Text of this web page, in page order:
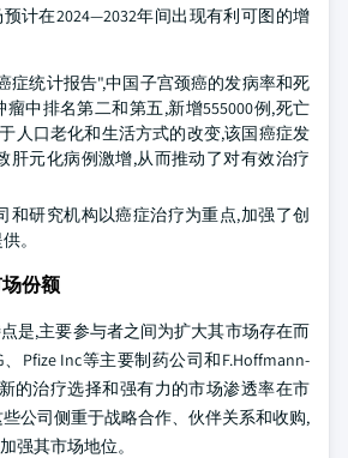
计在2024—2032年间出现有利可图的增
症统计报告",中国子宫颈癌的发病率和死
中排名第二和第五,新增555000例,死亡
人口老化和生活方式的改变,该国癌症发
肝元化病例激增,从而推动了对有效治疗
和研究机构以癌症治疗为重点,加强了创
。
份额
是,主要参与者之间为扩大其市场存在而
Pfize Inc等主要制药公司和F.Hoffmann-
的治疗选择和强有力的市场渗透率在市
公司侧重于战略合作、伙伴关系和收购,
强其市场地位。